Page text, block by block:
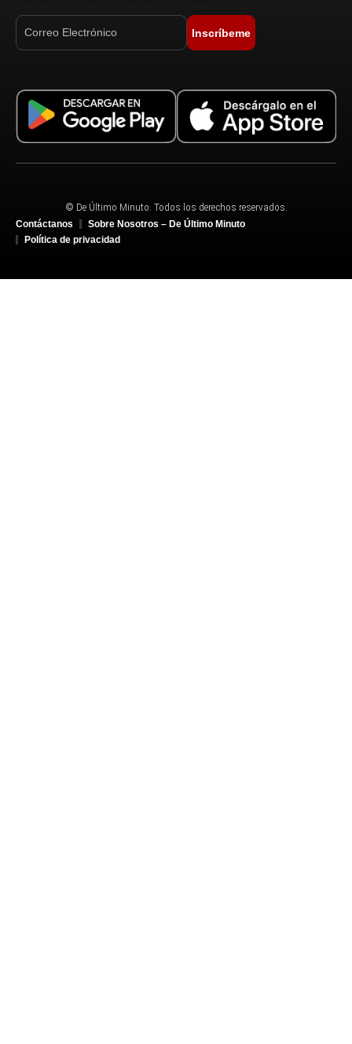
Inscríbeme
© De Último Minuto. Todos los derechos reservados.
Contáctanos
Sobre Nosotros – De Último Minuto
Política de privacidad